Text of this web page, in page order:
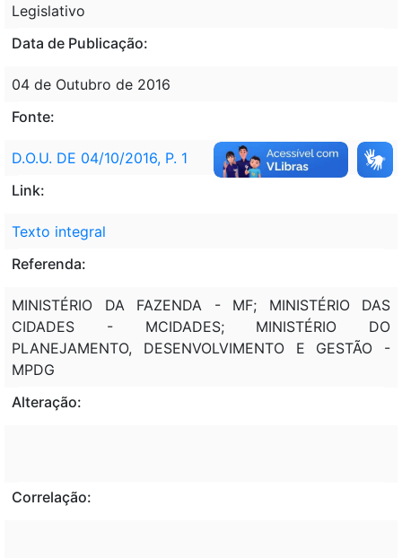
Legislativo
Data de Publicação:
04 de Outubro de 2016
Fonte:
D.O.U. DE 04/10/2016, P. 1
Link:
Texto integral
Referenda:
MINISTÉRIO DA FAZENDA - MF; MINISTÉRIO DAS
CIDADES - MCIDADES; MINISTÉRIO DO
PLANEJAMENTO, DESENVOLVIMENTO E GESTÃO -
MPDG
Alteração:
Correlação: